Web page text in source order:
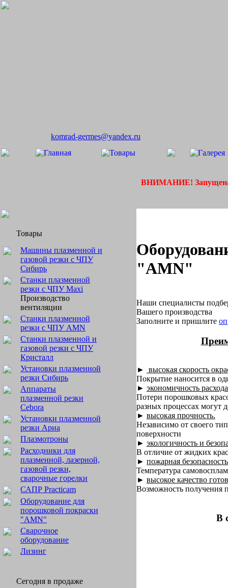
komrad-germes@yandex.ru
ВНИМАНИЕ! Запущена
Товары
Машины плазменной и
газовой резки с ЧПУ
Сибирь
Станки плазменной
резки с ЧПУ Maxi
Производство
вентиляции
Станки плазменной
резки с ЧПУ AMN
Станки плазменной и
газовой резки с ЧПУ
Кристалл
Установки плазменной
резки Сибирь
Аппараты
плазменной резки
Cebora
Установки плазменной
резки Ариа
Плазмотроны
Расходники для
плазменной, лазерной,
газовой резки,
сварочные горелки
САПР Practicam
Оборудование для
порошковой покраски
"AMN"
Сварочное
оборудование
Лизинг
Сегодня в продаже
"AMN"
Наши специалисты
Вашего производства
Заполните и пришлите
►
высокая скорость
Покрытие наносится в
► экономичность
Потери порошковых
разных процессах могут
► высокая прочность.
Независимо от своего
поверхности
► экологичность и
В отличие от жидких
► пожарная
Температура
► высокое качество
Возможность получения
В